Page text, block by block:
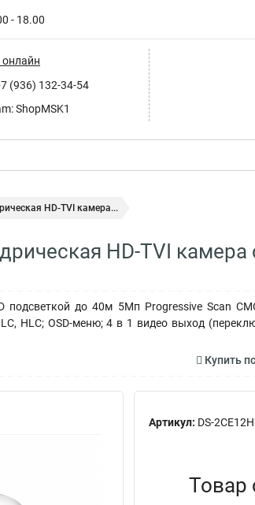
- 18.00
(936) 132-34-54
ShopMSK1
HD-TVI камера...
HD-TVI камера
до 40м 5Мп Progressive Scan
HLC; OSD-меню; 4 в 1 видео выход
Купить
Артикул: DS-
Товар